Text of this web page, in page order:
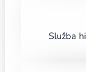
Služba